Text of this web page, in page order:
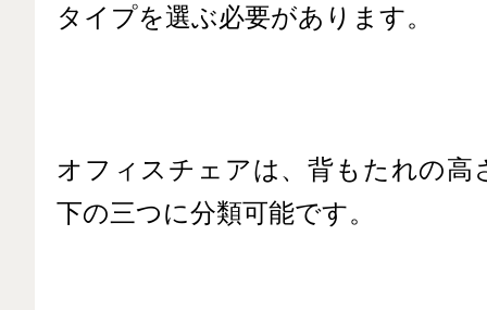
タイプを選ぶ必要があります。
オフィスチェアは、背もたれの高
下の三つに分類可能です。